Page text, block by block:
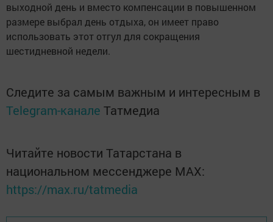
выходной день и вместо компенсации в повышенном
размере выбрал день отдыха, он имеет право
использовать этот отгул для сокращения
шестидневной недели.
Следите за самым важным и интересным в
Telegram-канале Татмедиа
Читайте новости Татарстана в
национальном мессенджере MАХ:
https://max.ru/tatmedia